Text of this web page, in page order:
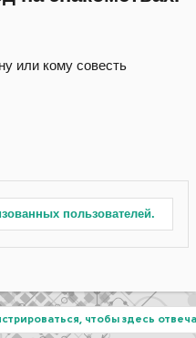
или кому совесть
пользователей.
чтобы здесь